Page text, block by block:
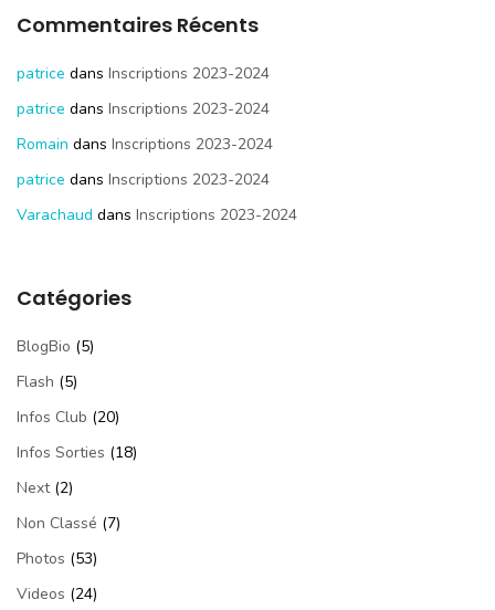
Commentaires Récents
patrice dans Inscriptions 2023-2024
patrice dans Inscriptions 2023-2024
Romain dans Inscriptions 2023-2024
patrice dans Inscriptions 2023-2024
Varachaud dans Inscriptions 2023-2024
Catégories
BlogBio (5)
Flash (5)
Infos Club (20)
Infos Sorties (18)
Next(2)
Non Classé (7)
Photos (53)
Videos (24)